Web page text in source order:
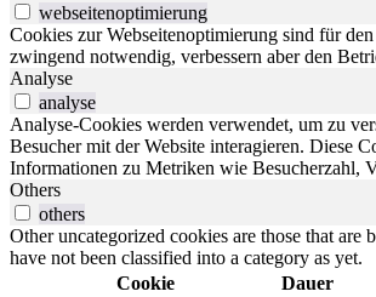
webseitenoptimierung
Cookies zur Webseitenoptimierung sind für
zwingend notwendig, verbessern aber den
Analyse
analyse
Analyse-Cookies werden verwendet, um zu
Besucher mit der Website interagieren. Diese
Informationen zu Metriken wie Besucherzahl,
Others
others
Other uncategorized cookies are those that are
have not been classified into a category as yet.
Cookie
Dauer